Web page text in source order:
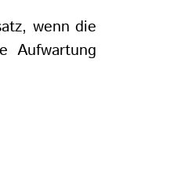
wenn die
Aufwartung